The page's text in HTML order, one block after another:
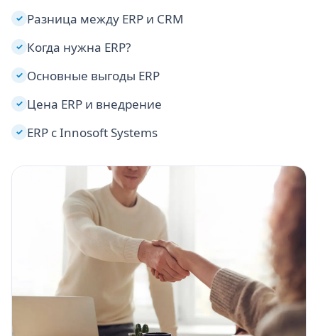
✓ Разница между ERP и CRM
✓ Когда нужна ERP?
✓ Основные выгоды ERP
✓ Цена ERP и внедрение
✓ ERP с Innosoft Systems